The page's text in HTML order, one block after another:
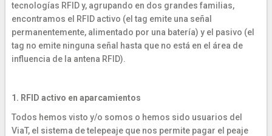
tecnologías RFID y, agrupando en dos grandes familias,
encontramos el RFID activo (el tag emite una señal
permanentemente, alimentado por una batería) y el pasivo (el
tag no emite ninguna señal hasta que no está en el área de
influencia de la antena RFID).
1. RFID activo en aparcamientos
Todos hemos visto y/o somos o hemos sido usuarios del
ViaT, el sistema de telepeaje que nos permite pagar el peaje